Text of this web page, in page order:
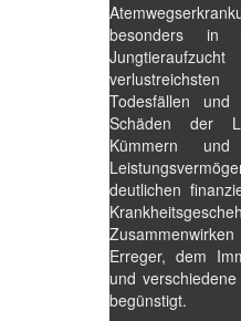
besonders in
Todesfällen und
Schäden der
Kümmern
deutlichen
Erreger, dem
und
begünstigt.